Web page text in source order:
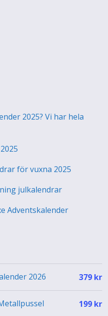
2025? Vi har hela
för vuxna 2025
julkalendrar
Adventskalender
2026 379 kr
199 kr